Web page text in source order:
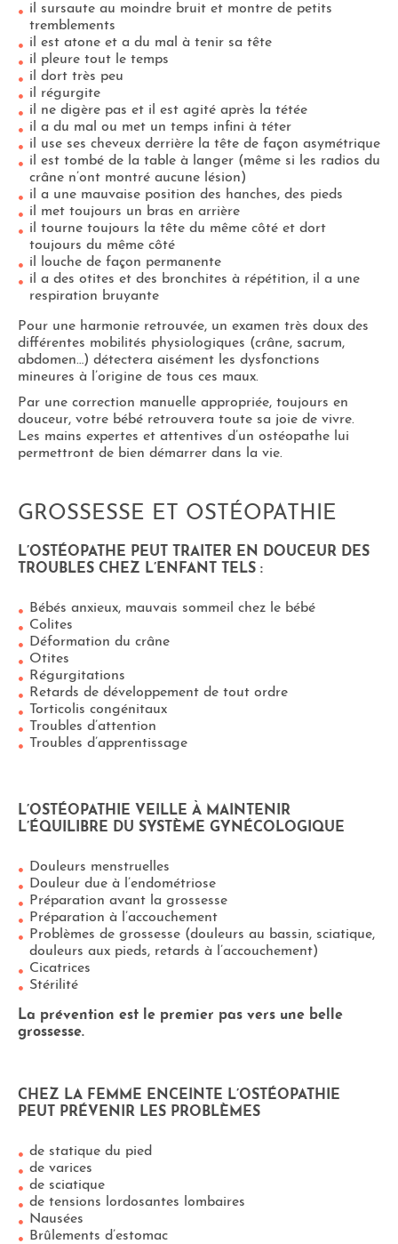
il sursaute au moindre bruit et montre de petits
tremblements
il est atone et a du mal à tenir sa tête
il pleure tout le temps
il dort très peu
il régurgite
il ne digère pas et il est agité après la tétée
il a du mal ou met un temps infini à téter
il use ses cheveux derrière la tête de façon asymétrique
il est tombé de la table à langer (même si les radios du
crâne n’ont montré aucune lésion)
il a une mauvaise position des hanches, des pieds
il met toujours un bras en arrière
il tourne toujours la tête du même côté et dort
toujours du même côté
il louche de façon permanente
il a des otites et des bronchites à répétition, il a une
respiration bruyante
Pour une harmonie retrouvée, un examen très doux des
différentes mobilités physiologiques (crâne, sacrum,
abdomen…) détectera aisément les dysfonctions
mineures à l’origine de tous ces maux.
Par une correction manuelle appropriée, toujours en
douceur, votre bébé retrouvera toute sa joie de vivre.
Les mains expertes et attentives d’un ostéopathe lui
permettront de bien démarrer dans la vie.
GROSSESSE ET OSTÉOPATHIE
L’OSTÉOPATHE PEUT TRAITER EN DOUCEUR DES
TROUBLES CHEZ L’ENFANT TELS :
Bébés anxieux, mauvais sommeil chez le bébé
Colites
Déformation du crâne
Otites
Régurgitations
Retards de développement de tout ordre
Torticolis congénitaux
Troubles d’attention
Troubles d’apprentissage
L’OSTÉOPATHIE VEILLE À MAINTENIR
L’ÉQUILIBRE DU SYSTÈME GYNÉCOLOGIQUE
Douleurs menstruelles
Douleur due à l’endométriose
Préparation avant la grossesse
Préparation à l’accouchement
Problèmes de grossesse (douleurs au bassin, sciatique,
douleurs aux pieds, retards à l’accouchement)
Cicatrices
Stérilité
La prévention est le premier pas vers une belle
grossesse.
CHEZ LA FEMME ENCEINTE L’OSTÉOPATHIE
PEUT PRÉVENIR LES PROBLÈMES
de statique du pied
de varices
de sciatique
de tensions lordosantes lombaires
Nausées
Brûlements d’estomac